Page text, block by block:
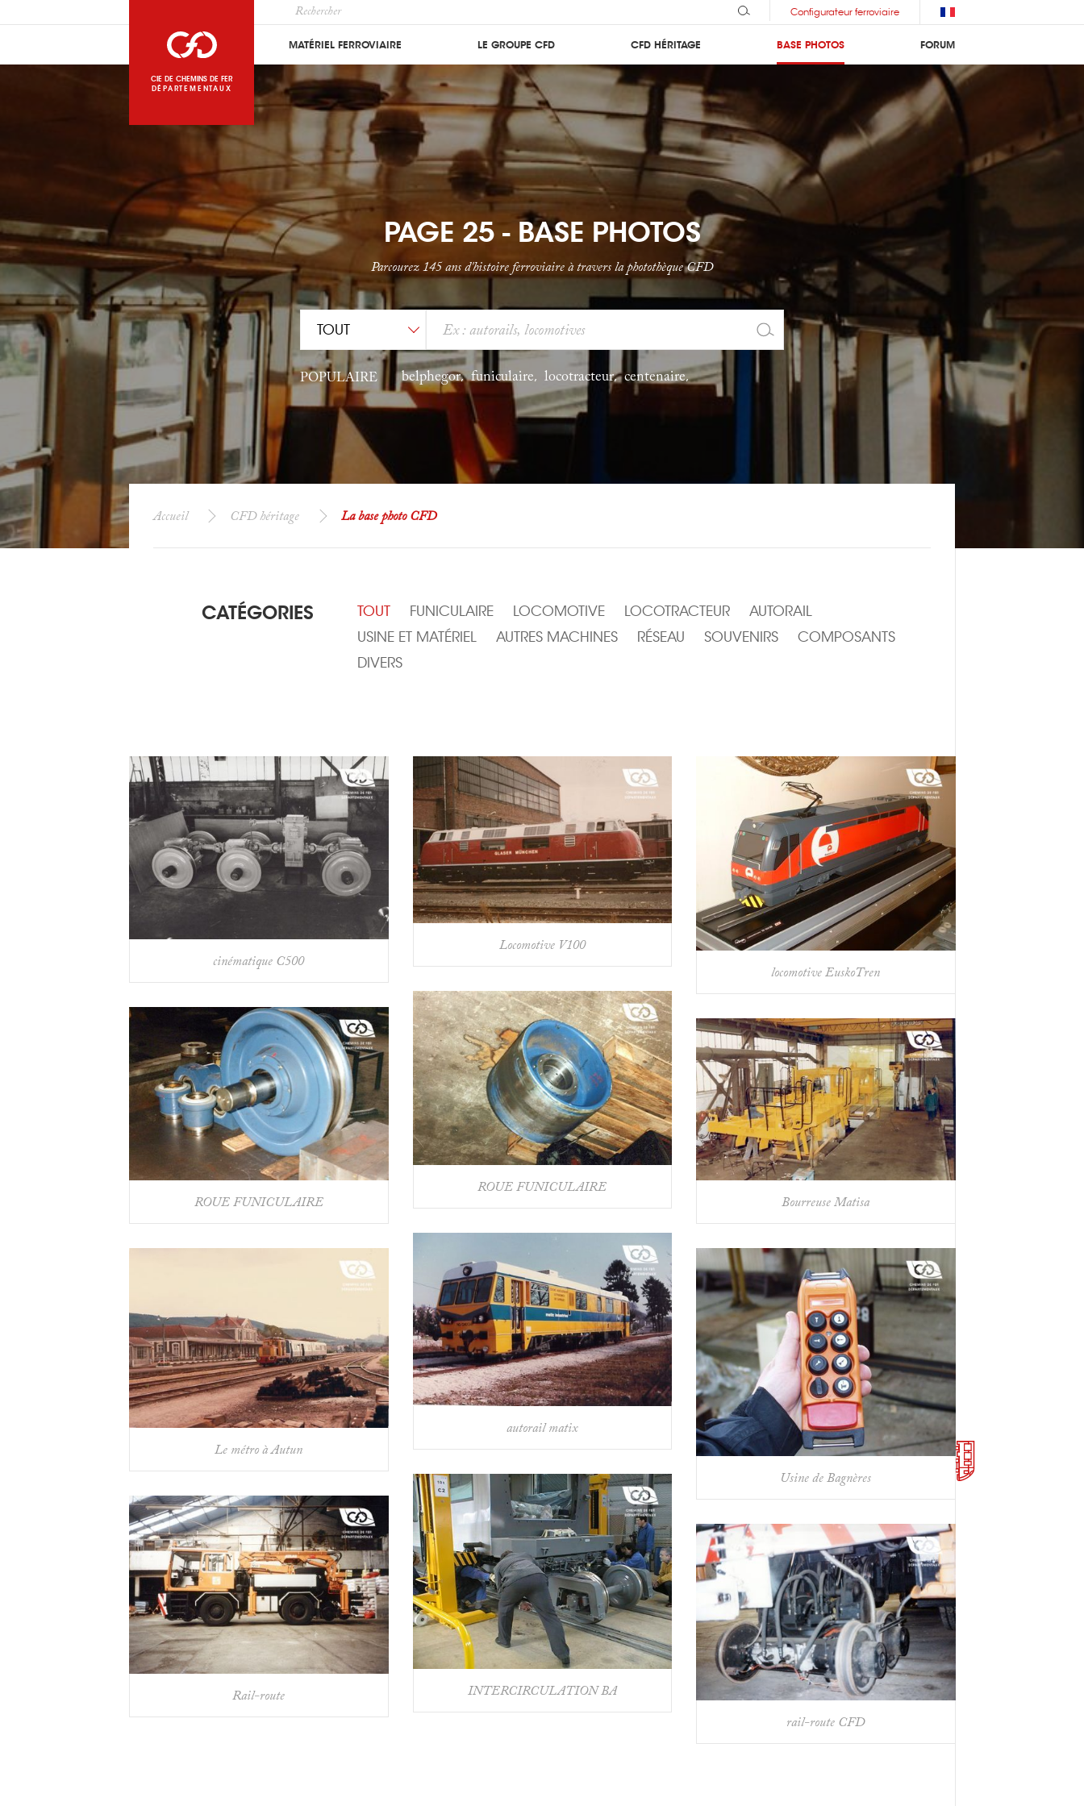
CIE DE CHEMINS DE FER
DÉPARTEMENTAUX
Configurateur ferroviaire
MATÉRIEL FERROVIAIRE LE GROUPE CFD CFD HÉRITAGE BASE PHOTOS FORUM
PAGE 25 - BASE PHOTOS
Parcourez 145 ans d'histoire ferroviaire à travers la photothèque CFD
POPULAIRE belphegor, funiculaire, locotracteur, centenaire,
Accueil CFD héritage La base photo CFD
CATÉGORIES TOUT FUNICULAIRE LOCOMOTIVE LOCOTRACTEUR
AUTORAIL
USINE ET MATÉRIEL
AUTRES MACHINES RÉSEAU SOUVENIRS
COMPOSANTS
DIVERS
cinématique C500
Locomotive V100
locomotive EuskoTren
ROUE FUNICULAIRE
ROUE FUNICULAIRE
Bourreuse Matisa
autorail matix
Le métro à Autun
Usine de Bagnères
INTERCIRCULATION BA
Rail-route
rail-route CFD